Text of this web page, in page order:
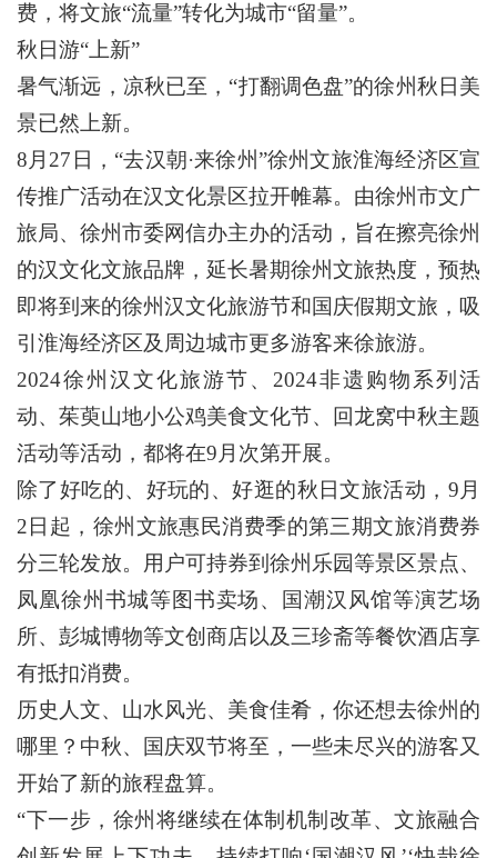
费，将文旅“流量”转化为城市“留量”。
秋日游“上新”
暑气渐远，凉秋已至，“打翻调色盘”的徐州秋日美
景已然上新。
8月27日，“去汉朝·来徐州”徐州文旅淮海经济区宣
传推广活动在汉文化景区拉开帷幕。由徐州市文广
旅局、徐州市委网信办主办的活动，旨在擦亮徐州
的汉文化文旅品牌，延长暑期徐州文旅热度，预热
即将到来的徐州汉文化旅游节和国庆假期文旅，吸
引淮海经济区及周边城市更多游客来徐旅游。
2024徐州汉文化旅游节、2024非遗购物系列活
动、茱萸山地小公鸡美食文化节、回龙窝中秋主题
活动等活动，都将在9月次第开展。
除了好吃的、好玩的、好逛的秋日文旅活动，9月
2日起，徐州文旅惠民消费季的第三期文旅消费券
分三轮发放。用户可持券到徐州乐园等景区景点、
凤凰徐州书城等图书卖场、国潮汉风馆等演艺场
所、彭城博物等文创商店以及三珍斋等餐饮酒店享
有抵扣消费。
历史人文、山水风光、美食佳肴，你还想去徐州的
哪里？中秋、国庆双节将至，一些未尽兴的游客又
开始了新的旅程盘算。
“下一步，徐州将继续在体制机制改革、文旅融合